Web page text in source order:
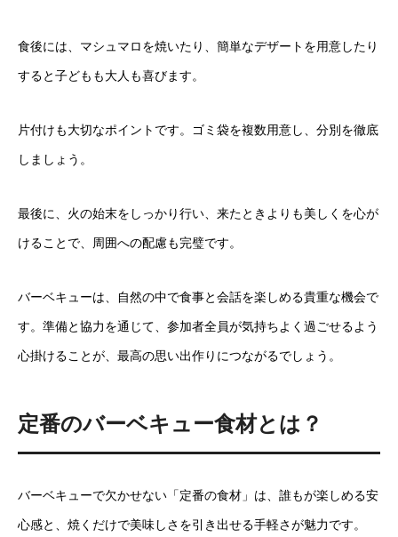
食後には、マシュマロを焼いたり、簡単なデザートを用意したり
すると子どもも大人も喜びます。
片付けも大切なポイントです。ゴミ袋を複数用意し、分別を徹底
しましょう。
最後に、火の始末をしっかり行い、来たときよりも美しくを心が
けることで、周囲への配慮も完璧です。
バーベキューは、自然の中で食事と会話を楽しめる貴重な機会で
す。準備と協力を通じて、参加者全員が気持ちよく過ごせるよう
心掛けることが、最高の思い出作りにつながるでしょう。
定番のバーベキュー食材とは？
バーベキューで欠かせない「定番の食材」は、誰もが楽しめる安
心感と、焼くだけで美味しさを引き出せる手軽さが魅力です。